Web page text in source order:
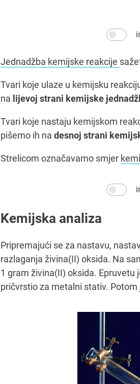
Jednadžba kemijske reakcije
Tvari koje ulaze u kemijsku
na lijevoj strani kemijske
Tvari koje nastaju kemijskom
pišemo ih na desnoj strani
Strelicom označavamo smjer
Kemijska analiza
Pripremajući se za nastavu,
razlaganja živina(II) oksida. Na
1 gram živina(II) oksida. Epruvetu
pričvrstio za metalni stativ.